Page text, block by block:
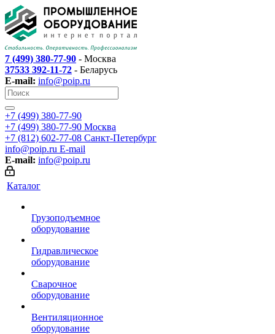
7 (499) 380-77-90 - Москва
37533 392-11-72 - Беларусь
E-mail: info@poip.ru
+7 (499) 380-77-90
+7 (499) 380-77-90 Москва
+7 (812) 602-77-08 Санкт-Петербург
info@poip.ru E-mail
E-mail: info@poip.ru
Каталог
Грузоподъемное
оборудование
Гидравлическое
оборудование
Сварочное
оборудование
Вентиляционное
оборудование